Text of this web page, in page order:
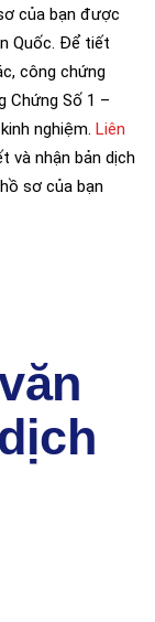
của bạn được
Quốc. Để tiết
công chứng
Chứng Số 1 –
nghiệm. Liên
và nhận bản dịch
sơ của bạn